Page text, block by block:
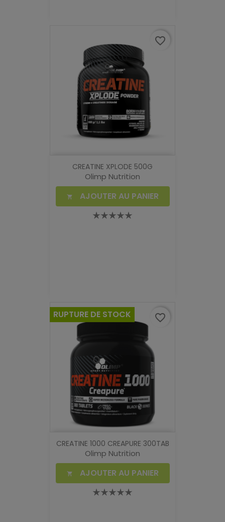
CREATINE XPLODE 500G
Olimp Nutrition
 AJOUTER AU PANIER
favorite_border
CREATINE 1000 CREAPURE 300TAB
Olimp Nutrition
 AJOUTER AU PANIER
RUPTURE DE STOCK favorite_border